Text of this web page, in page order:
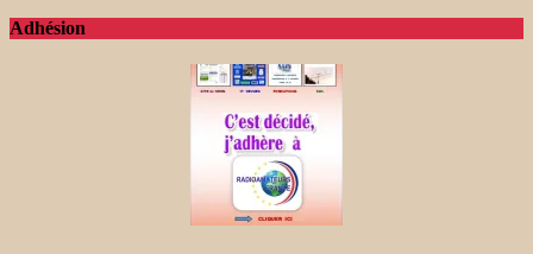
Adhésion